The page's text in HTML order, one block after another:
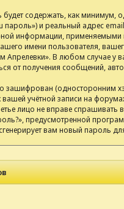
будет содержать, как
пароль») и реальный адрес
информации, применяемыми
имени пользователя,
В любом случае у
от получения сообщений,
(односторонним
учётной записи на
лицо не вправе
предусмотренной
вам новый пароль